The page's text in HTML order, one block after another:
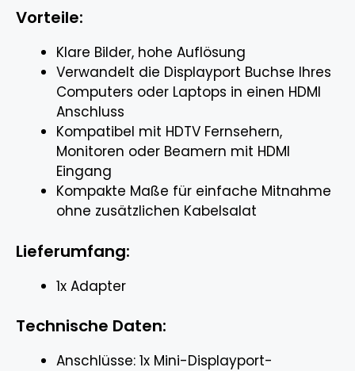
Vorteile:
Klare Bilder, hohe Auflösung
Verwandelt die Displayport Buchse Ihres
Computers oder Laptops in einen HDMI
Anschluss
Kompatibel mit HDTV Fernsehern,
Monitoren oder Beamern mit HDMI
Eingang
Kompakte Maße für einfache Mitnahme
ohne zusätzlichen Kabelsalat
Lieferumfang:
1x Adapter
Technische Daten:
Anschlüsse: 1x Mini-Displayport-